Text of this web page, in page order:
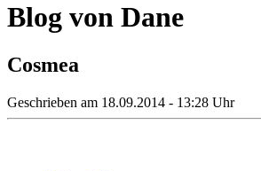
Blog von Dane
Cosmea
Geschrieben am 18.09.2014 - 13:28 Uhr